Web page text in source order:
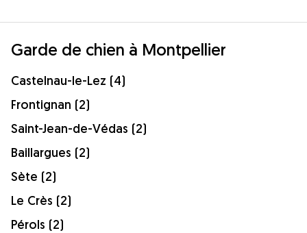
Garde de chien à Montpellier
Castelnau-le-Lez (4)
Frontignan (2)
Saint-Jean-de-Védas (2)
Baillargues (2)
Sète (2)
Le Crès (2)
Pérols (2)